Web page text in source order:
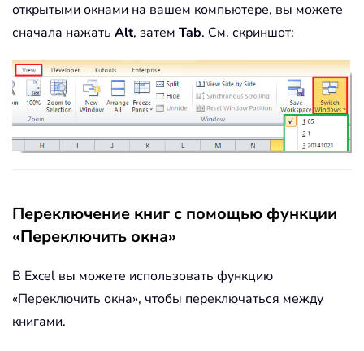
открытыми окнами на вашем компьютере, вы можете
сначала нажать Alt, затем Tab. См. скриншот:
Переключение книг с помощью функции
«Переключить окна»
В Excel вы можете использовать функцию
«Переключить окна», чтобы переключаться между
книгами.